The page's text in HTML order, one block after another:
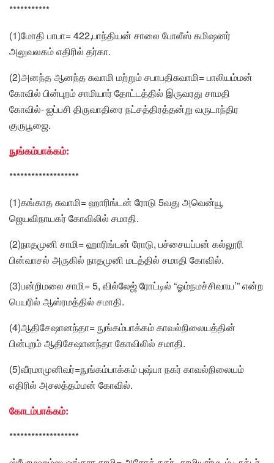
***********
(1)மோதி பாபா= 422,பாந்தியன் சாலை போலீஸ் கமிஷனர்
அலுவலகம் எதிரில் தர்கா.
(2)அனந்த ஆனந்த சுவாமி மற்றும் சபாபதிசுவாமி= பாலியம்மன்
கோவில் பின்புறம் சாமியார் தோட்டத்தில் இருவரது சாமதி
கோவில்- ஐப்பசி திருவாதிரை நட்சத்திரத்தன்று வருடாந்திர
குருபூஜை.
நுங்கம்பாக்கம்:
*******************
(1)கங்காத சுவாமி= ஹாரிங்டன் ரோடு 5வது அவென்யூ
ஜெயவிநாயகர் கோவிலில் சமாதி.
(2)நாதமுனி சாமி= ஹாரிங்டன் ரோடு, பச்சையப்பன் கல்லூரி
பின்வாசல் அருகில் நாதமுனி மடத்தில் சமாதி கோவில்.
(3)பன்றிமலை சாமி= 5, வில்லேஜ் ரோட்டில் “ஓம்நமச்சிவாய’” என்ற
பெயரில் ஆஸ்ரமத்தில் சமாதி.
(4)ஆதிசேஷானந்தா= நுங்கம்பாக்கம் காவல்நிலையத்தின்
பின்புறம் ஆதிசேஷானந்தா கோவிலில் சமாதி.
(5)வீரமாமுனிவர்=நுங்கம்பாக்கம் புஷ்பா நகர் காவல்நிலையம்
எதிரில் அசலத்தம்மன் கோவில்.
கோடம்பாக்கம்:
*******************